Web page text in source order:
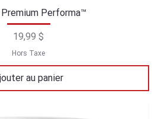
Premium Performa™
Prix
19,99 $
Hors Taxe
au panier